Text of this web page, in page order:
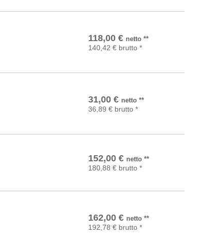
118,00 € netto**
140,42 € brutto *
In den Warenkorb
31,00 € netto**
36,89 € brutto *
In den Warenkorb
152,00 € netto**
180,88 € brutto *
In den Warenkorb
162,00 € netto**
192,78 € brutto *
In den Warenkorb